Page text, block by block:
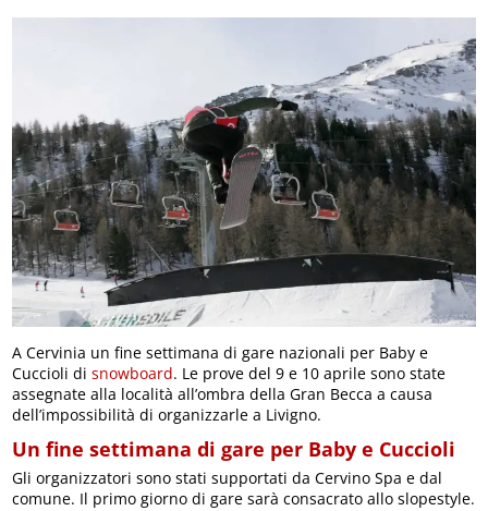
A Cervinia un fine settimana di gare nazionali per Baby e
Cuccioli disnowboard. Le prove del 9 e 10 aprile sono state
assegnate alla località all’ombra della Gran Becca a causa
dell’impossibilità di organizzarle a Livigno.
Un fine settimana di gare per Baby e Cuccioli
Gli organizzatori sono stati supportati da Cervino Spa e dal
comune. Il primo giorno di gare sarà consacrato allo slopestyle.